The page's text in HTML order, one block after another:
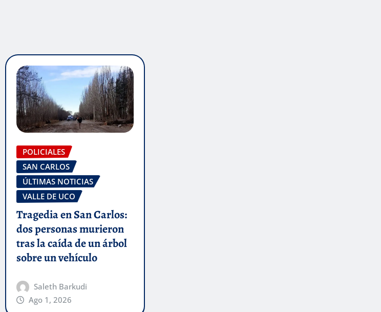
POLICIALES
SAN CARLOS
ÚLTIMAS NOTICIAS
VALLE DE UCO
Tragedia en San Carlos:
dos personas murieron
tras la caída de un árbol
sobre un vehículo
Saleth Barkudi
Ago 1, 2026